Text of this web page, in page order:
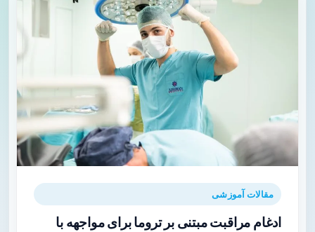
مقالات آموزشی
ادغام مراقبت مبتنی بر تروما برای مواجهه با